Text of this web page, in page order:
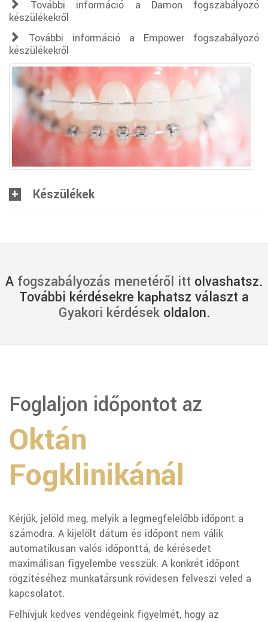
További információ a Damon fogszabályozó
készülékekről
További információ a Empower fogszabályozó
készülékekről
Készülékek
A fogszabályozás menetéről itt olvashatsz.
További kérdésekre kaphatsz választ a
Gyakori kérdésekoldalon.
Foglaljon időpontot az
Oktán
Fogklinikánál
Kérjük, jelöld meg, melyik a legmegfelelőbb időpont a
számodra. A kijelölt dátum és időpont nem válik
automatikusan valós időponttá, de kérésedet
maximálisan figyelembe vesszük. A konkrét időpont
rögzítéséhez munkatársunk rövidesen felveszi veled a
kapcsolatot.
Felhívjuk kedves vendégeink figyelmét, hogy az